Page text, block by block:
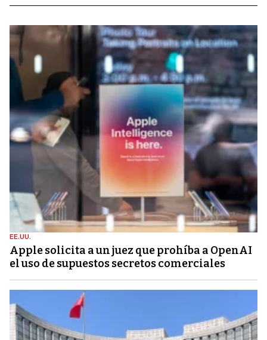
EE.UU.
Apple solicita a un juez que prohíba a OpenAI
el uso de supuestos secretos comerciales